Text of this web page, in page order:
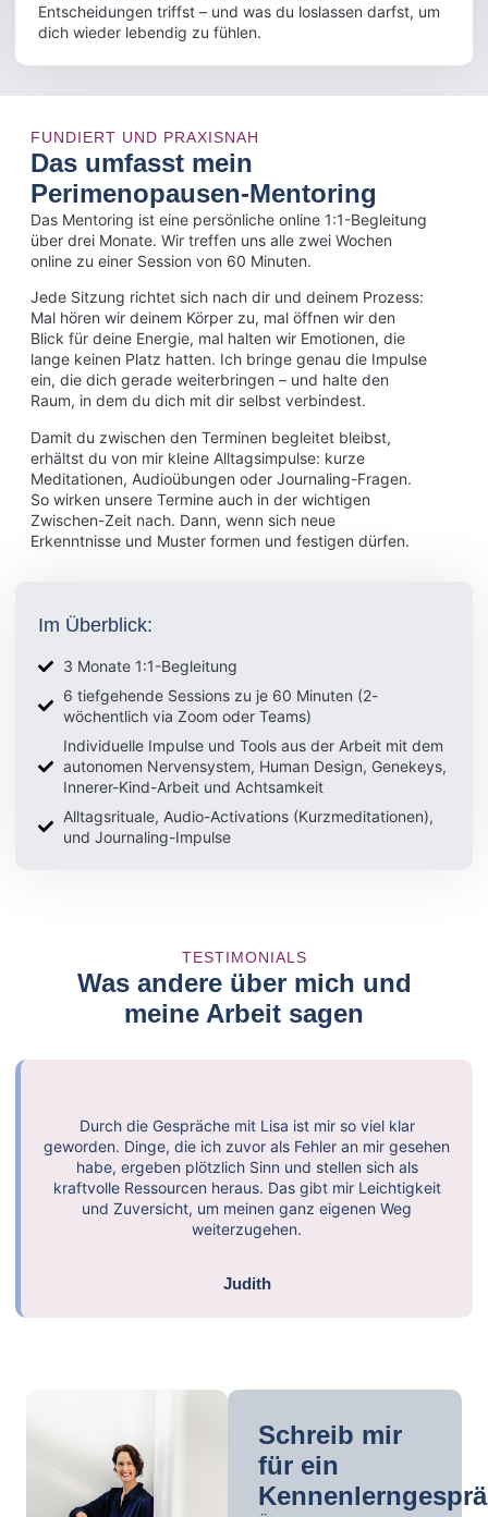
Entscheidungen triffst – und was du loslassen darfst, um
dich wieder lebendig zu fühlen.
FUNDIERT UND PRAXISNAH
Das umfasst mein
Perimenopausen-Mentoring
Das Mentoring ist eine persönliche online 1:1-Begleitung
über drei Monate. Wir treffen uns alle zwei Wochen
online zu einer Session von 60 Minuten.
Jede Sitzung richtet sich nach dir und deinem Prozess:
Mal hören wir deinem Körper zu, mal öffnen wir den
Blick für deine Energie, mal halten wir Emotionen, die
lange keinen Platz hatten. Ich bringe genau die Impulse
ein, die dich gerade weiterbringen – und halte den
Raum, in dem du dich mit dir selbst verbindest.
Damit du zwischen den Terminen begleitet bleibst,
erhältst du von mir kleine Alltagsimpulse: kurze
Meditationen, Audioübungen oder Journaling-Fragen.
So wirken unsere Termine auch in der wichtigen
Zwischen-Zeit nach. Dann, wenn sich neue
Erkenntnisse und Muster formen und festigen dürfen. ​
Im Überblick:
3 Monate 1:1-Begleitung
6 tiefgehende Sessions zu je 60 Minuten (2-
wöchentlich via Zoom oder Teams)
Individuelle Impulse und Tools aus der Arbeit mit dem
autonomen Nervensystem, Human Design, Genekeys,
Innerer-Kind-Arbeit und Achtsamkeit
Alltagsrituale, Audio-Activations (Kurzmeditationen),
und Journaling-Impulse
TESTIMONIALS
Was andere über mich und
meine Arbeit sagen
Durch die Gespräche mit Lisa ist mir so viel klar
geworden. Dinge, die ich zuvor als Fehler an mir gesehen
habe, ergeben plötzlich Sinn und stellen sich als
kraftvolle Ressourcen heraus. Das gibt mir Leichtigkeit
und Zuversicht, um meinen ganz eigenen Weg
weiterzugehen.
Judith
(0221)
42
33
24
Adresse
mail@lisa-
pertagnol.de
Schreib mir
für ein